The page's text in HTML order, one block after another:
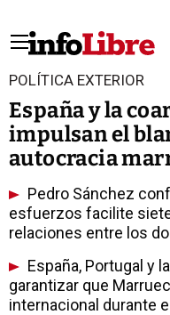
POLÍTICA EXTERIOR
España y la
impulsan el
autocracia
Pedro Sánchez
esfuerzos facilite
relaciones entre los
España, Portugal y
garantizar que
internacional durante